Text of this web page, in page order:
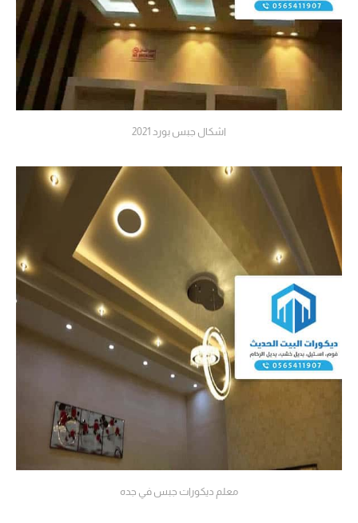
اشكال جبس بورد 2021
معلم ديكورات جبس في جده